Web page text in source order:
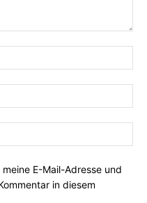
E-Mail-Adresse und
in diesem